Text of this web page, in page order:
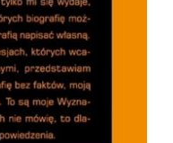
SZCZEGÓŁY